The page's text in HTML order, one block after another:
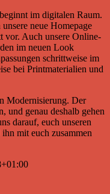
im digitalen Raum.
neue Homepage
vor. Auch unsere Online-
im neuen Look
schrittweise im
bei Printmaterialien und
Modernisierung. Der
und genau deshalb gehen
darauf, euch unseren
mit euch zusammen